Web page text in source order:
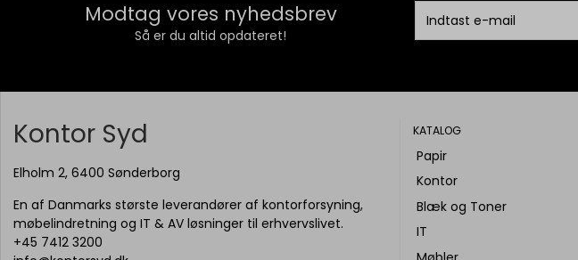
Modtag vores nyhedsbrev
Så er du altid opdateret!
Kontor Syd
Elholm 2, 6400 Sønderborg
En af Danmarks største leverandører af kontorforsyning,
møbelindretning og IT & AV løsninger til erhvervslivet.
+45 7412 3200
KATALOG
Papir
Kontor
Blæk og Toner
IT